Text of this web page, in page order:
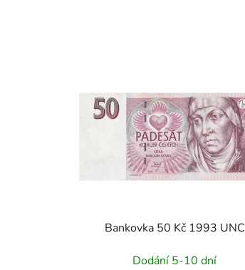
Bankovka 50 Kč 1993 UNC
Dodání 5-10 dní